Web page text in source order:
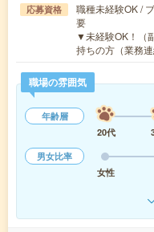
応募資格
職種未経験OK /
要
▼未経験OK！（
持ちの方（業務
職場の雰囲気
年齢層
20代
男女比率
女性